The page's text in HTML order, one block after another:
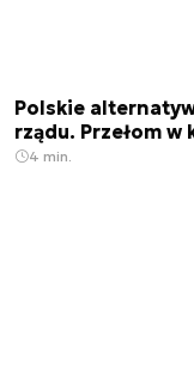
Polskie
rządu. Przełom w
4 min.